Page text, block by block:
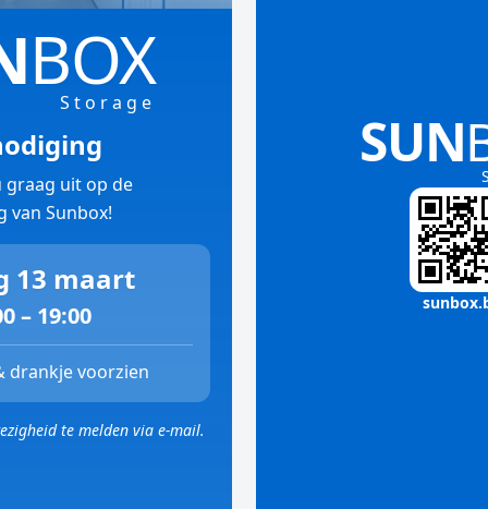
BOX
Storage
graag uit op de
van Sunbox!
13 maart
– 19:00
drankje voorzien
te melden via e-mail.
SUN